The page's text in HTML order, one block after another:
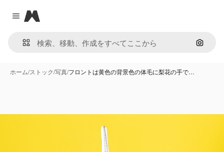
Close menu
Magnific
画像で
ホーム/ストック/写真/フロントは黄色の背景色の体毛に梨花の手で…